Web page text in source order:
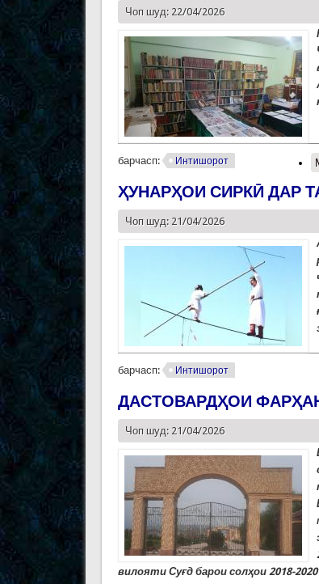
Чоп шуд: 22/04/2026
барчасп: Интишорот
ҲУНАРҲОИ СИРКӢ ДАР
Чоп шуд: 21/04/2026
барчасп: Интишорот
ДАСТОВАРДҲОИ
Чоп шуд: 21/04/2026
вилояти Суғд барои солҳои 2018-